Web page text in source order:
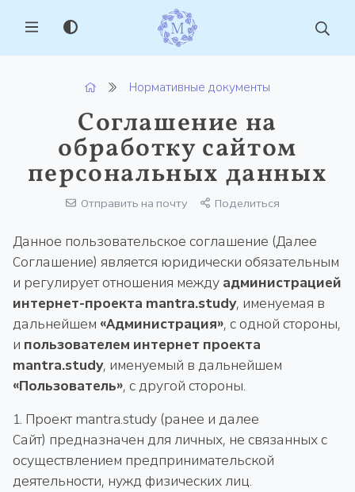
MENU
Нормативные документы
Соглашение на
обработку сайтом
персональных данных
Отправить на почту Поделиться
Данное пользовательское соглашение (Далее
Соглашение) является юридически обязательным
и регулирует отношения между администрацией
интернет-проекта mantra.study, именуемая в
дальнейшем «Администрация», с одной стороны,
и пользователем интернет проекта
mantra.study, именуемый в дальнейшем
«Пользователь», с другой стороны.
1. Проект mantra.study (ранее и далее
Сайт) предназначен для личных, не связанных с
осуществлением предпринимательской
деятельности, нужд физических лиц.